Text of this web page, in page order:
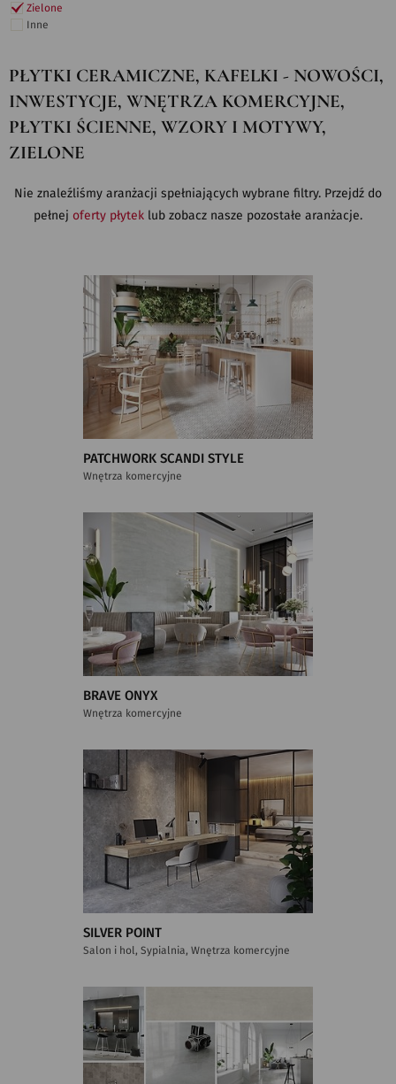
Zielone
Inne
PŁYTKI CERAMICZNE, KAFELKI - NOWOŚCI,
INWESTYCJE, WNĘTRZA KOMERCYJNE,
PŁYTKI ŚCIENNE, WZORY I MOTYWY,
ZIELONE
Nie znaleźliśmy aranżacji spełniających wybrane filtry. Przejdź do
pełnej oferty płytek lub zobacz nasze pozostałe aranżacje.
PATCHWORK SCANDI STYLE
Wnętrza komercyjne
BRAVE ONYX
Wnętrza komercyjne
SILVER POINT
Salon i hol, Sypialnia, Wnętrza komercyjne